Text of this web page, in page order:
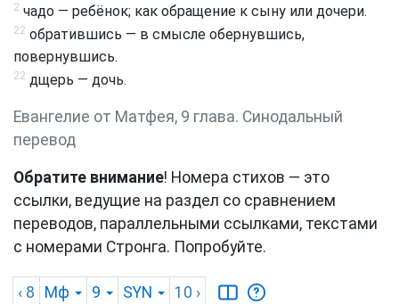
2 чадо — ребёнок; как обращение к сыну или дочери.
22 обратившись — в смысле обернувшись,
повернувшись.
22 дщерь — дочь.
Евангелие от Матфея, 9 глава. Синодальный
перевод
Обратите внимание! Номера стихов — это
ссылки, ведущие на раздел со сравнением
переводов, параллельными ссылками, текстами
с номерами Стронга. Попробуйте.
‹ 8 Мф 9 SYN 10 ›